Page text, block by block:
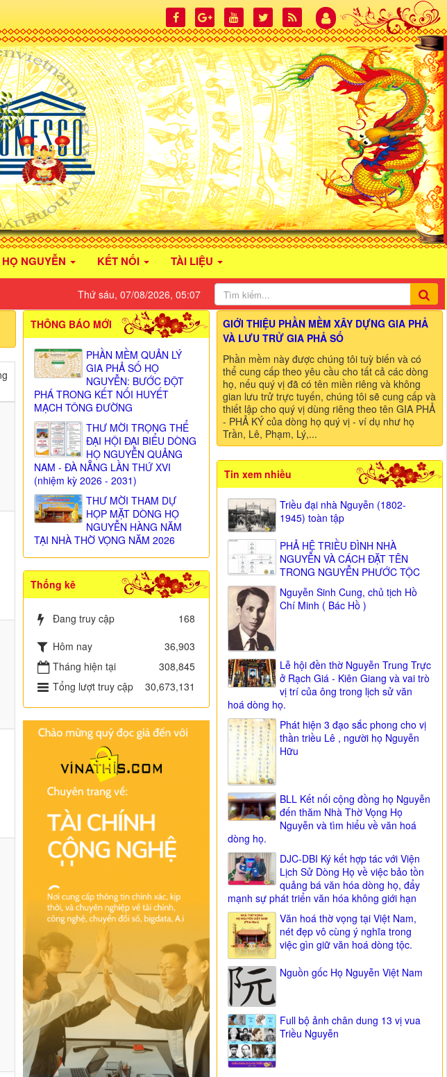
NGUYỄN KẾT NỐI TÀI LIỆU
Thứ sáu, 07/08/2026, 05:07
GIỚI THIỆU PHẦN MỀM XÂY DỰNG GIA PHẢ
VÀ LƯU TRỬ GIA PHẢ SỐ
Phần mềm này được chúng tôi tuỳ biến và có
thể cung cấp theo yêu cầu cho tất cả các dòng
họ, nếu quý vị đã có tên miền riêng và không
gian lưu trử trực tuyến, chúng tôi sẽ cung cấp và
thiết lập cho quý vị dùng riêng theo tên GIA PHẢ
- PHẢ KÝ của dòng họ quý vị - ví dụ như họ
Trần, Lê, Phạm, Lý,...
Tin xem nhiều
Triều đại nhà Nguyễn (1802-
1945) toàn tập
PHẢ HỆ TRIỀU ĐÌNH NHÀ
NGUYỄN VÀ CÁCH ĐẶT TÊN
TRONG NGUYỄN PHƯỚC TỘC
Nguyễn Sinh Cung, chủ tịch Hồ
Chí Minh ( Bác Hồ )
Lễ hội đền thờ Nguyễn Trung Trực
ở Rạch Giá - Kiên Giang và vai trò
vị trí của ông trong lịch sử văn
hoá dòng họ.
Phát hiện 3 đạo sắc phong cho vị
thần triều Lê , người họ Nguyễn
Hữu
BLL Kết nối cộng đồng họ Nguyễn
đến thăm Nhà Thờ Vọng Họ
Nguyễn và tìm hiểu về văn hoá
dòng họ.
DJC-DBI Ký kết hợp tác với Viện
Lịch Sử Dòng Họ về việc bảo tồn
quảng bá văn hóa dòng họ, đẩy
mạnh sự phát triển văn hóa không giới hạn
Văn hoá thờ vọng tại Việt Nam,
nét đẹp vô cùng ý nghĩa trong
việc gìn giữ văn hoá dòng tộc.
Nguồn gốc Họ Nguyễn Việt Nam
Full bộ ảnh chân dung 13 vị vua
Triều Nguyễn
THÔNG BÁO MỚI
PHẦN MỀM QUẢN LÝ
GIA PHẢ SỐ HỌ
NGUYỄN: BƯỚC ĐỘT
PHÁ TRONG KẾT NỐI HUYẾT
MẠCH TÔNG ĐƯỜNG
THƯ MỜI TRỌNG THỂ
ĐẠI HỘI ĐẠI BIỂU DÒNG
HỌ NGUYỄN QUẢNG
NAM - ĐÀ NẴNG LẦN THỨ XVI
(nhiệm kỳ 2026 - 2031)
THƯ MỜI THAM DỰ
HỌP MẶT DÒNG HỌ
NGUYỄN HÀNG NĂM
TẠI NHÀ THỜ VỌNG NĂM 2026
Thống kê
Đang truy cập
168
Hôm nay
36,903
Tháng hiện tại
308,845
Tổng lượt truy cập
30,673,131